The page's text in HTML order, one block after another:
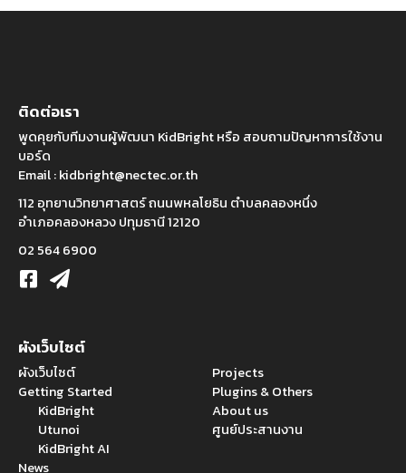
ติดต่อเรา
พูดคุยกับทีมงานผู้พัฒนา KidBright หรือ สอบถามปัญหาการใช้งาน
บอร์ด
Email :kidbright@nectec.or.th
112 อุทยานวิทยาศาสตร์ ถนนพหลโยธิน ตำบลคลองหนึ่ง
อำเภอคลองหลวง ปทุมธานี 12120
02 564 6900
ผังเว็บไซต์
ผังเว็บไซต์
Getting Started
KidBright
Utunoi
KidBright AI
News
Projects
Plugins & Others
About us
ศูนย์ประสานงาน